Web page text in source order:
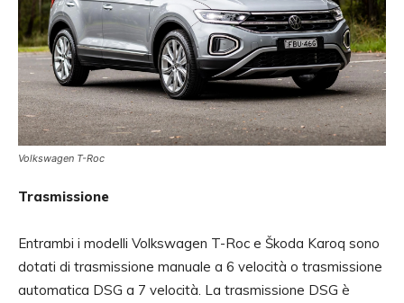
Volkswagen T-Roc
Trasmissione
Entrambi i modelli Volkswagen T-Roc e Škoda Karoq sono
dotati di trasmissione manuale a 6 velocità o trasmissione
automatica DSG a 7 velocità. La trasmissione DSG è